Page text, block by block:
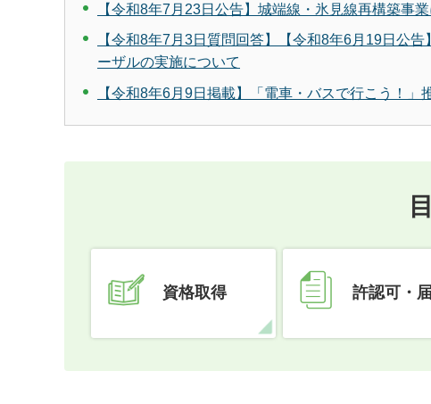
【令和8年7月23日公告】城端線・氷見線再構築事
【令和8年7月3日質問回答】【令和8年6月19日公
ーザルの実施について
【令和8年6月9日掲載】「電車・バスで行こう！
資格取得 許認可・